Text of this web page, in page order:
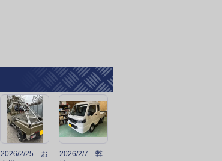
2026/2/25 お
2026/2/7 弊